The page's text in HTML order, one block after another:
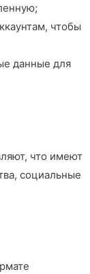
чтобы
данные для
что имеют
социальные